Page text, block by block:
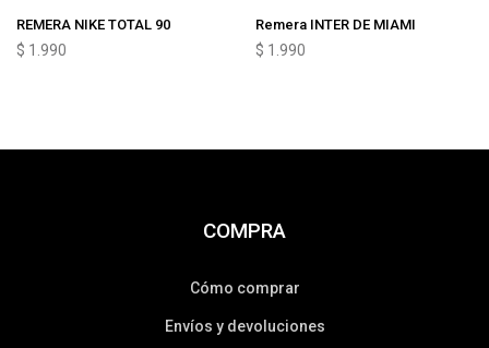
REMERA NIKE TOTAL 90
$ 1.990
Remera INTER DE MIAMI
$ 1.990
COMPRA
Cómo comprar
Envíos y devoluciones